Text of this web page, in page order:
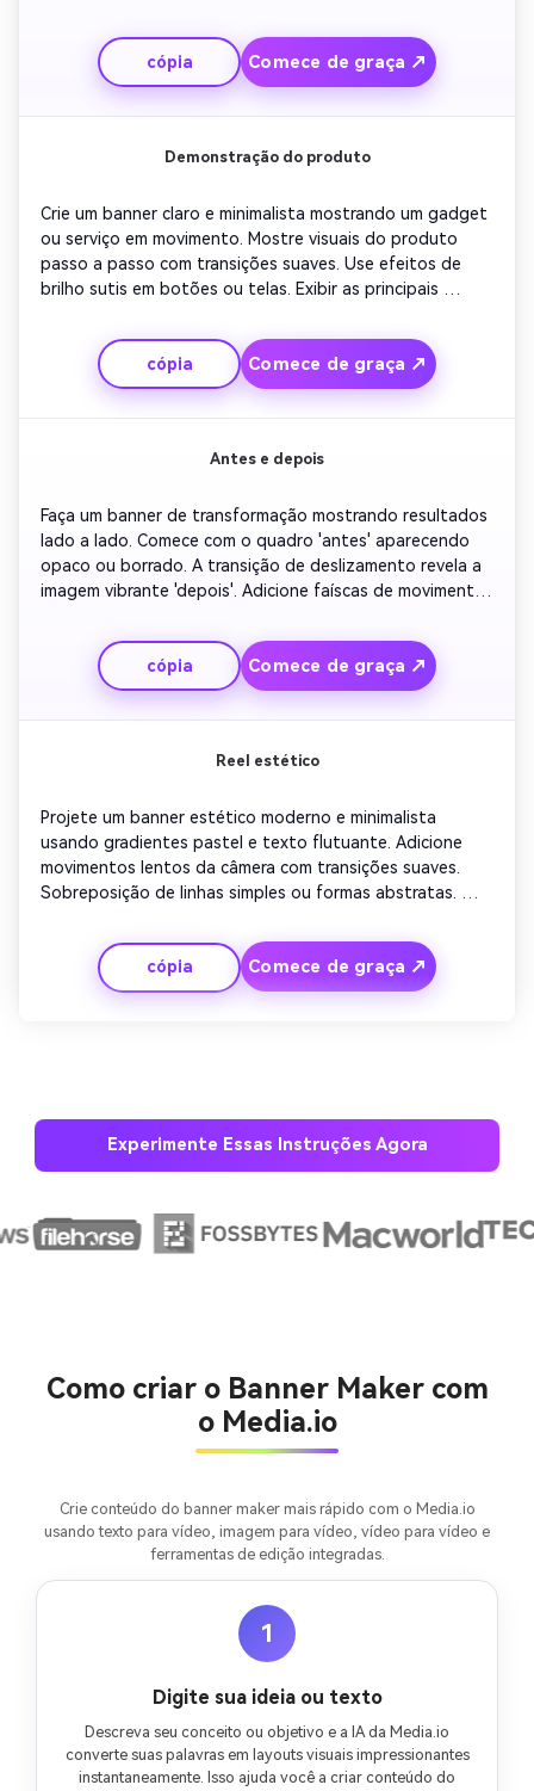
Conclua com o texto 'Join Live Now' e uma animação
brilhante do botão de inscrição.
cópia Comece de graça ↗
Demonstração do produto
Crie um banner claro e minimalista mostrando um gadget
ou serviço em movimento. Mostre visuais do produto
passo a passo com transições suaves. Use efeitos de
brilho sutis em botões ou telas. Exibir as principais
Terminar com 'Ordem Hoje' sobreposição e logo curto
cópia Comece de graça ↗
Antes e depois
Faça um banner de transformação mostrando resultados
lado a lado. Comece com o quadro 'antes' aparecendo
opaco ou borrado. A transição de deslizamento revela a
imagem vibrante 'depois'. Adicione faíscas de movimento
'Transforme seu espaço' para impacto visual.
cópia
Comece de graça ↗
Reel estético
Projete um banner estético moderno e minimalista
usando gradientes pastel e texto flutuante. Adicione
movimentos lentos da câmera com transições suaves.
Sobreposição de linhas simples ou formas abstratas.
marca fade-in e som ambiente sutil para sofisticação.
cópia
Comece de graça ↗
Experimente Essas Instruções Agora
Como criar o Banner Maker com
o Media.io
Crie conteúdo do banner maker mais rápido com o Media.io
usando texto para vídeo, imagem para vídeo, vídeo para vídeo e
ferramentas de edição integradas.
1
Digite sua ideia ou texto
Descreva seu conceito ou objetivo e a IA da Media.io
converte suas palavras em layouts visuais impressionantes
instantaneamente. Isso ajuda você a criar conteúdo do
Comece Grátis →